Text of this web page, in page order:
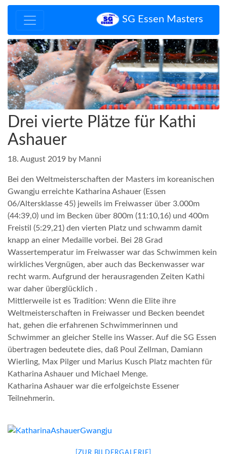
SG Essen Masters
Zurück Vor
Drei vierte Plätze für Kathi
Ashauer
18. August 2019 by Manni
Bei den Weltmeisterschaften der Masters im koreanischen
Gwangju erreichte Katharina Ashauer (Essen
06/Altersklasse 45) jeweils im Freiwasser über 3.000m
(44:39,0) und im Becken über 800m (11:10,16) und 400m
Freistil (5:29,21) den vierten Platz und schwamm damit
knapp an einer Medaille vorbei. Bei 28 Grad
Wassertemperatur im Freiwasser war das Schwimmen kein
wirkliches Vergnügen, aber auch das Beckenwasser war
recht warm. Aufgrund der herausragenden Zeiten Kathi
war daher überglücklich .
Mittlerweile ist es Tradition: Wenn die Elite ihre
Weltmeisterschaften in Freiwasser und Becken beendet
hat, gehen die erfahrenen Schwimmerinnen und
Schwimmer an gleicher Stelle ins Wasser. Auf die SG Essen
übertragen bedeutete dies, daß Poul Zellman, Damiann
Wierling, Max Pilger und Marius Kusch Platz machten für
Katharina Ashauer und Michael Menge.
Katharina Ashauer war die erfolgeichste Essener
Teilnehmerin.